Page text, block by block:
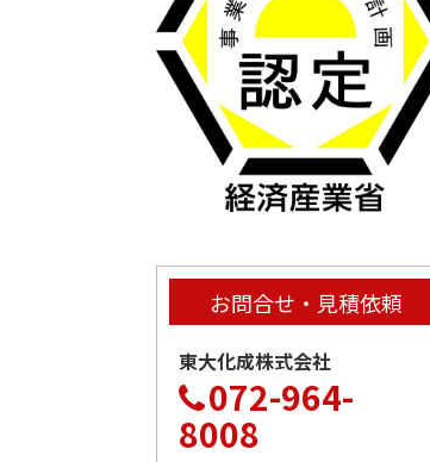
お問合せ・見積依頼
東大化成株式会社
072-964-
8008